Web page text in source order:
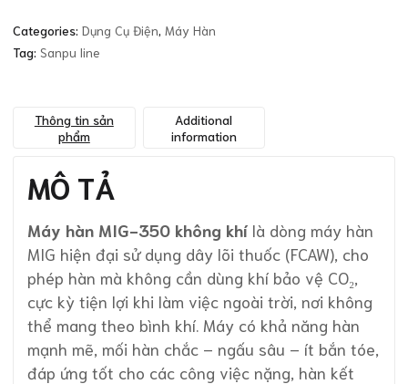
Categories: Dụng Cụ Điện, Máy Hàn
Tag: Sanpu line
Thông tin sản
phẩm
Additional
information
MÔ TẢ
Máy hàn MIG-350 không khí là dòng máy hàn
MIG hiện đại sử dụng dây lõi thuốc (FCAW), cho
phép hàn mà không cần dùng khí bảo vệ CO₂,
cực kỳ tiện lợi khi làm việc ngoài trời, nơi không
thể mang theo bình khí. Máy có khả năng hàn
mạnh mẽ, mối hàn chắc – ngấu sâu – ít bắn tóe,
đáp ứng tốt cho các công việc nặng, hàn kết